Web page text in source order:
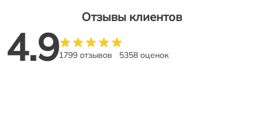
Отзывы клиентов
4.91799 отзывов 5358 оценок